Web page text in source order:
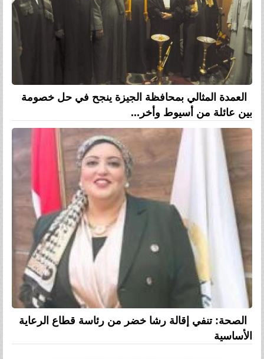
العمدة المثالي بمحافظة الجيزة ينجح في حل خصومة
بين عائلة من أسيوط وأخر...
الصحة: تنفي إقالة رشا خضر من رئاسة قطاع الرعاية
الأساسية